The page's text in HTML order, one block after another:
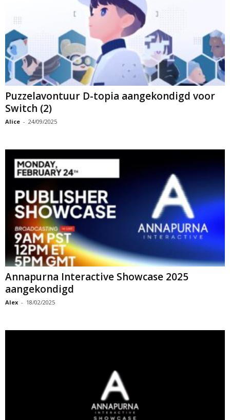
Puzzelavontuur D-topia aangekondigd voor
Switch (2)
Alice - 24/09/2025
Annapurna Interactive Showcase 2025
aangekondigd
Alex - 18/02/2025